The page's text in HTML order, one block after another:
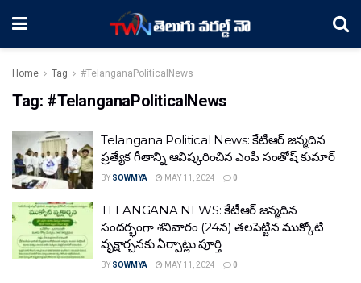
Home Tag #TelanganaPoliticalNews
Tag: #TelanganaPoliticalNews
Telangana Political News: కేటీఆర్ జన్మదిన
ప్రత్యేక గీతాన్ని ఆవిష్కరించిన ఎంపీ సంతోష్ కుమార్
BY SOWMYA MAY 11, 2024 0
TELANGANA NEWS: కేటీఆర్ జన్మదిన
సందర్భంగా శనివారం (24న) తలపెట్టిన ముక్కోటి
వృక్షార్చనకు ఏర్పాట్లు పూర్తి
BY SOWMYA MAY 11, 2024 0